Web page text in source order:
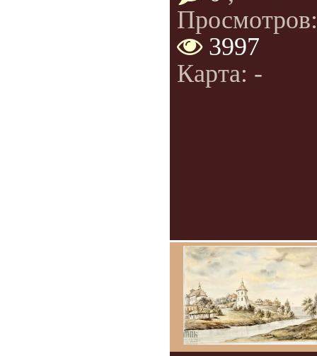
Просмотров:
3997
Карта: -